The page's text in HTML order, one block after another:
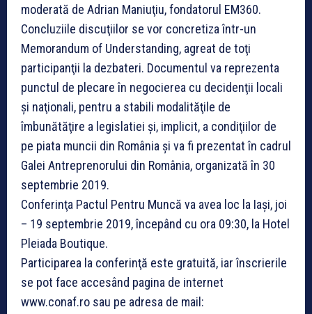
moderată de Adrian Maniuţiu, fondatorul EM360.
Concluziile discuţiilor se vor concretiza într-un
Memorandum of Understanding, agreat de toţi
participanţii la dezbateri. Documentul va reprezenta
punctul de plecare în negocierea cu decidenţii locali
şi naţionali, pentru a stabili modalităţile de
îmbunătăţire a legislatiei şi, implicit, a condiţiilor de
pe piata muncii din România şi va fi prezentat în cadrul
Galei Antreprenorului din România, organizată în 30
septembrie 2019.
Conferinţa Pactul Pentru Muncă va avea loc la Iaşi, joi
– 19 septembrie 2019, începând cu ora 09:30, la Hotel
Pleiada Boutique.
Participarea la conferinţă este gratuită, iar înscrierile
se pot face accesând pagina de internet
www.conaf.ro sau pe adresa de mail: